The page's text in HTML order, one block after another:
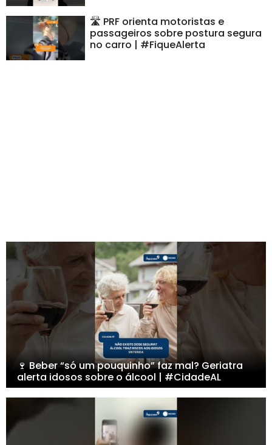
🛣️ PRF orienta motoristas e
passageiros sobre postura segura
no carro | #FiqueAlerta
🍷 Beber “só um pouquinho” faz mal? Geriatra
alerta idosos sobre o álcool | #CidadeAL